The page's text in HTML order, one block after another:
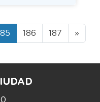
186 187 »